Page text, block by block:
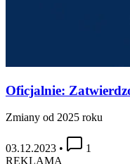
Oficjalnie:
Zmiany od 2025 roku
03.12.2023 •
1
REKLAMA